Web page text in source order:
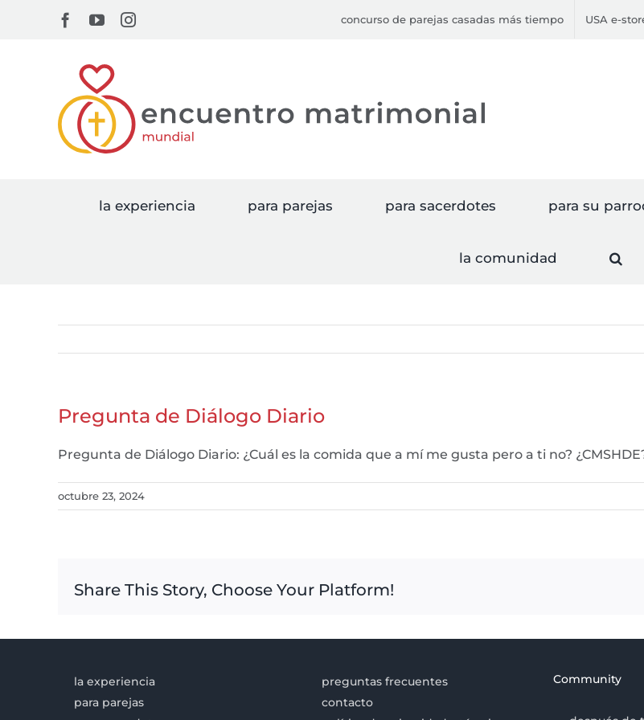
Facebook
YouTubeInstagram concurso de parejas casadas más tiempo USA e-
la experiencia para parejas para sacerdotes para su
la comunidad
Pregunta de Diálogo Diario
Pregunta de Diálogo Diario: ¿Cuál es la comida que a mí me gusta pero a ti no?
octubre 23, 2024
Share This Story, Choose Your Platform!
la experiencia
para parejas
preguntas frecuentes
contacto
Community